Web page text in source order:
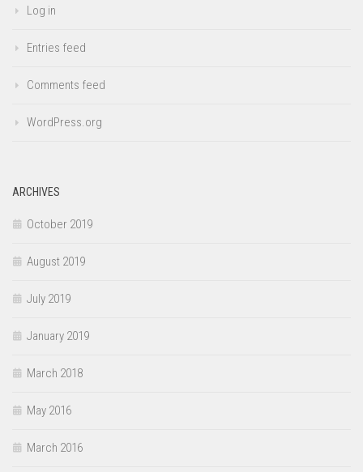
Log in
Entries feed
Comments feed
WordPress.org
ARCHIVES
October 2019
August 2019
July 2019
January 2019
March 2018
May 2016
March 2016